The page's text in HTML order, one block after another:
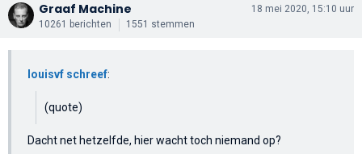
Graaf Machine
10261 berichten 1551 stemmen
18 mei 2020, 15:10 uur
louisvf schreef:
(quote)
Dacht net hetzelfde, hier wacht toch niemand op?